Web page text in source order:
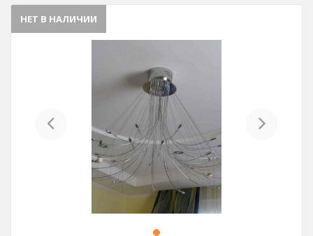
НЕТ В НАЛИЧИИ
Previous